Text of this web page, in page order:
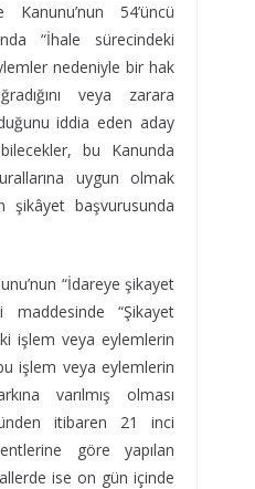
54’üncü
“İhale sürecindeki
nedeniyle bir hak
veya zarara
iddia eden aday
bu Kanunda
uygun olmak
şikâyet başvurusunda
“İdareye şikayet
maddesinde “Şikayet
işlem veya eylemlerin
bu işlem veya eylemlerin
varılmış olması
itibaren 21 inci
göre yapılan
ise on gün içinde